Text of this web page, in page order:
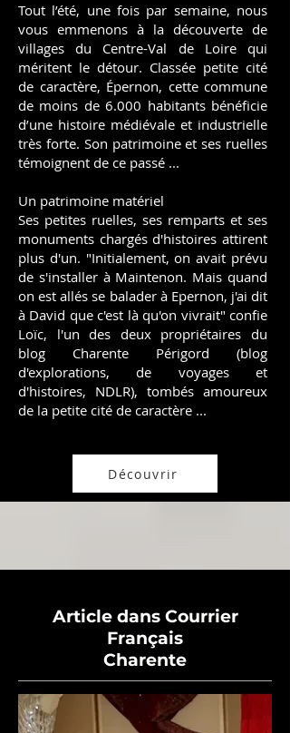
Tout l’été, une fois par semaine, nous
vous emmenons à la découverte de
villages du Centre-Val de Loire qui
méritent le détour. Classée petite cité
de caractère, Épernon, cette commune
de moins de 6.000 habitants bénéficie
d’une histoire médiévale et industrielle
très forte. Son patrimoine et ses ruelles
témoignent de ce passé ...
Un patrimoine matériel​
Ses petites ruelles, ses remparts et ses
monuments chargés d'histoires attirent
plus d'un. "Initialement, on avait prévu
de s'installer à Maintenon. Mais quand
on est allés se balader à Epernon, j'ai dit
à David que c'est là qu'on vivrait" confie
Loïc, l'un des deux propriétaires du
blog Charente Périgord (blog
d'explorations, de voyages et
d'histoires, NDLR), tombés amoureux
de la petite cité de caractère ...
Découvrir
Article dans Courrier
Français
Charente